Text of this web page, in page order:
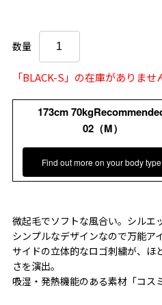
数量
「BLACK-S」の在庫がありませ
173cm
02（M）
Find out more on your body type
微起毛でソフトな風合い。シルエ
シンプルなデザインなので万能ア
サイドの立体的なロゴ刺繍が、ほ
さを演出。
吸湿・発熱機能のある素材「コス